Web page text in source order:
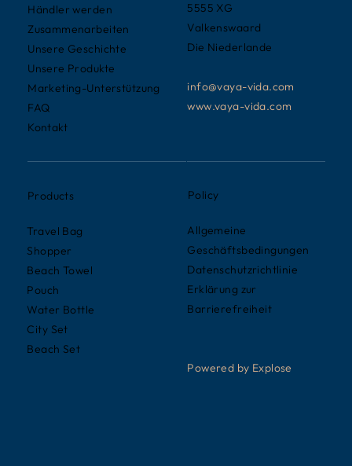
5555 XG
Valkenswaard
Die Niederlande
info@vaya-vida.com
www.vaya-vida.com
Händler werden
Zusammenarbeiten
Unsere Geschichte
Unsere Produkte
Marketing-Unterstützung
FAQ
Kontakt
Products
Travel Bag
Shopper
Beach Towel
Pouch
Water Bottle
City Set
Beach Set
Policy
Allgemeine
Geschäftsbedingungen
Datenschutzrichtlinie
Erklärung zur
Barrierefreiheit
Powered by Explose